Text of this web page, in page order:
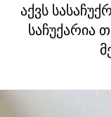
აქვს
საჩუქარია